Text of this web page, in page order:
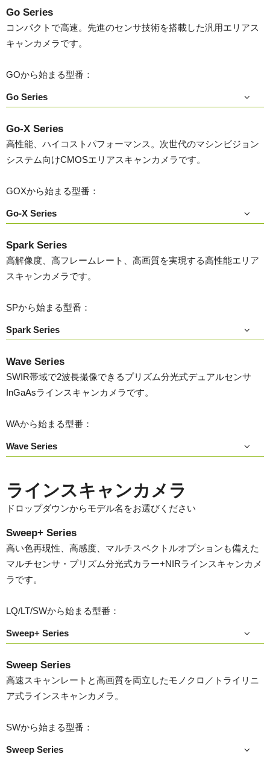
Go Series
コンパクトで高速。先進のセンサ技術を搭載した汎用エリアス
キャンカメラです。
GOから始まる型番：
Go Series
Go-X Series
高性能、ハイコストパフォーマンス。次世代のマシンビジョン
システム向けCMOSエリアスキャンカメラです。
GOXから始まる型番：
Go-X Series
Spark Series
高解像度、高フレームレート、高画質を実現する高性能エリア
スキャンカメラです。
SPから始まる型番：
Spark Series
Wave Series
SWIR帯域で2波長撮像できるプリズム分光式デュアルセンサ
InGaAsラインスキャンカメラです。
WAから始まる型番：
Wave Series
ラインスキャンカメラ
ドロップダウンからモデル名をお選びください
Sweep+ Series
高い色再現性、高感度、マルチスペクトルオプションも備えた
マルチセンサ・プリズム分光式カラー+NIRラインスキャンカメ
ラです。
LQ/LT/SWから始まる型番：
Sweep+ Series
Sweep Series
高速スキャンレートと高画質を両立したモノクロ／トライリニ
ア式ラインスキャンカメラ。
SWから始まる型番：
Sweep Series